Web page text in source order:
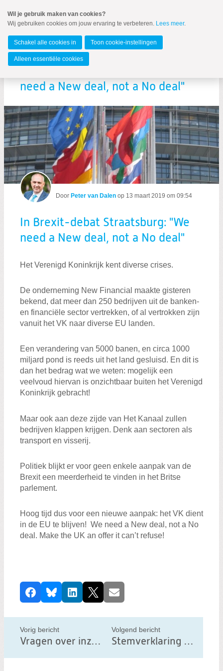
naar
Spring
de
inhoud
Spring
naar
MENU
Zoeken:
Zoeken
need a New deal, not a No deal"
Door Peter van Dalen op 13 maart 2019 om 09:54
In Brexit-debat Straatsburg: "We
need a New deal, not a No deal"
Het Verenigd Koninkrijk kent diverse crises.
De onderneming New Financial maakte gisteren
bekend, dat meer dan 250 bedrijven uit de banken-
en financiële sector vertrekken, of al vertrokken zijn
vanuit het VK naar diverse EU landen.
Een verandering van 5000 banen, en circa 1000
miljard pond is reeds uit het land gesluisd. En dit is
dan het bedrag wat we weten: mogelijk een
veelvoud hiervan is onzichtbaar buiten het Verenigd
Koninkrijk gebracht!
Maar ook aan deze zijde van Het Kanaal zullen
bedrijven klappen krijgen. Denk aan sectoren als
transport en visserij.
Politiek blijkt er voor geen enkele aanpak van de
Brexit een meerderheid te vinden in het Britse
parlement.
Hoog tijd dus voor een nieuwe aanpak: het VK dient
in de EU te blijven! We need a New deal, not a No
deal. Make the UK an offer it can’t refuse!
D
e
e
l
d
FacebookBlueskyLinkedIn
X E-mail
Vorig bericht
Vragen over inzet van Boeing 737 MAX 8 toestellen in de EU
Volgend bericht
Stemverklaring Richtlijn Auteursrechten
Wil je gebruik maken van cookies?
Wij gebruiken cookies om jouw ervaring te verbeteren. Lees meer.
Schakel alle cookies in Toon cookie-instellingen
Alleen essentiële cookies